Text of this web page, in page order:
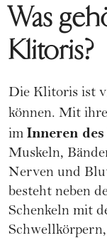
Was
Klitoris?
Die Klitoris ist
können. Mit
im Inneren
Muskeln,
Nerven und
besteht neben
Schenkeln mit